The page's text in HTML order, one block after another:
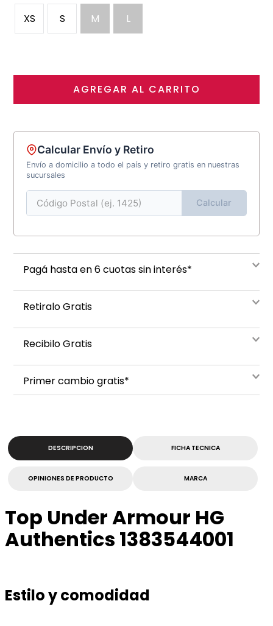
S L
M
XS
AGREGAR AL CARRITO
Calcular Envío y Retiro
Envío a domicilio a todo el país y retiro gratis en nuestras
sucursales
Calcular
Pagá hasta en 6 cuotas sin interés*
Retiralo Gratis
Recibilo Gratis
Primer cambio gratis*
DESCRIPCION FICHA TECNICA
OPINIONES DE PRODUCTO MARCA
Top Under Armour HG
Authentics 1383544001
Estilo y comodidad